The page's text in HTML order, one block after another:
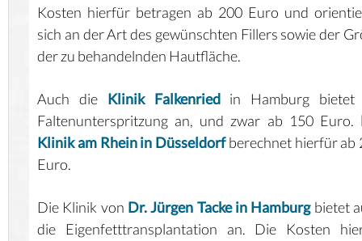
Kosten hierfür betragen ab 200 Euro und
sich an der Art des gewünschten Fillers sowie der
der zu behandelnden Hautfläche.
Auch die Klinik Falkenriedin Hamburg bietet
Faltenunterspritzung an, und zwar ab 150 Euro.
Klinik am Rhein in Düsseldorfberechnet hierfür ab
Euro.
Die Klinik von Dr. Jürgen Tacke in Hamburgbietet
die Eigenfetttransplantation an. Die Kosten